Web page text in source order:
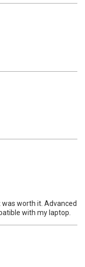
was worth it. Advanced
with my laptop.